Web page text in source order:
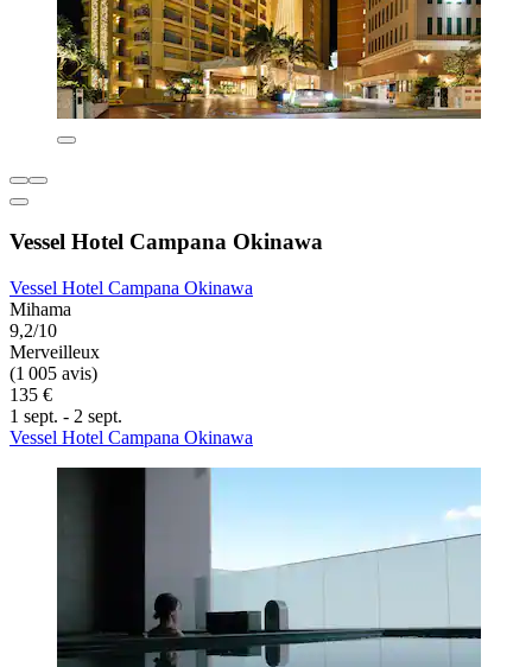
Vessel Hotel Campana Okinawa
Vessel Hotel Campana Okinawa
Mihama
9,2/10
Merveilleux
(1 005 avis)
135 €
1 sept. - 2 sept.
Vessel Hotel Campana Okinawa